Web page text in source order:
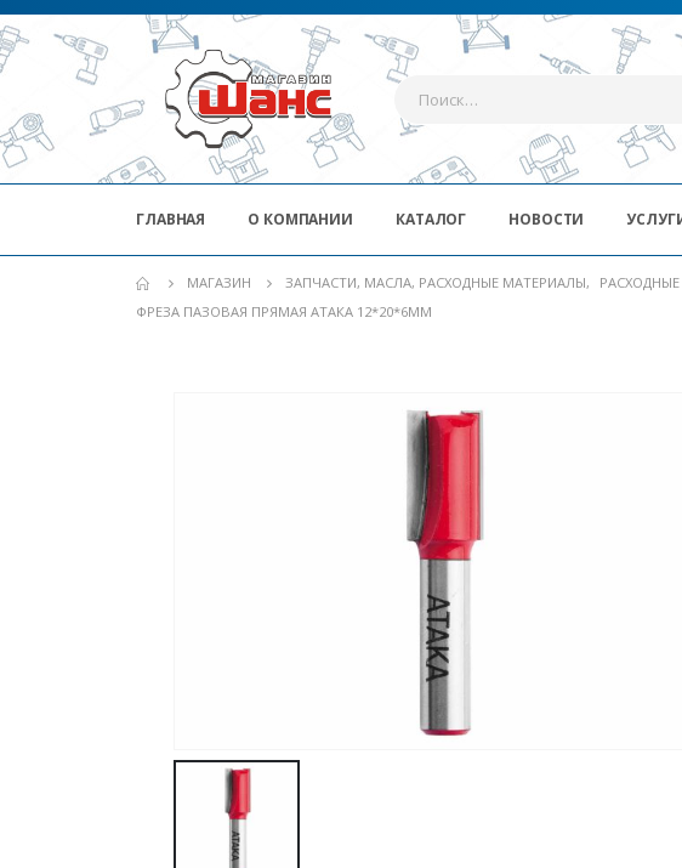
ГЛАВНАЯ О КОМПАНИИ КАТАЛОГ НОВОСТИ
МАГАЗИН ЗАПЧАСТИ, МАСЛА, РАСХОДНЫЕ МАТЕРИАЛЫ,
ФРЕЗА ПАЗОВАЯ ПРЯМАЯ АТАКА 12*20*6ММ